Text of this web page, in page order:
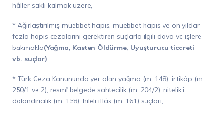
hâller saklı kalmak üzere,
* Ağırlaştırılmış müebbet hapis, müebbet hapis ve on yıldan
fazla hapis cezalarını gerektiren suçlarla ilgili dava ve işlere
bakmakla(Yağma, Kasten Öldürme, Uyuşturucu ticareti
vb. suçlar)
* Türk Ceza Kanununda yer alan yağma (m. 148), irtikâp (m.
250/1 ve 2), resmî belgede sahtecilik (m. 204/2), nitelikli
dolandırıcılık (m. 158), hileli iflâs (m. 161) suçları,